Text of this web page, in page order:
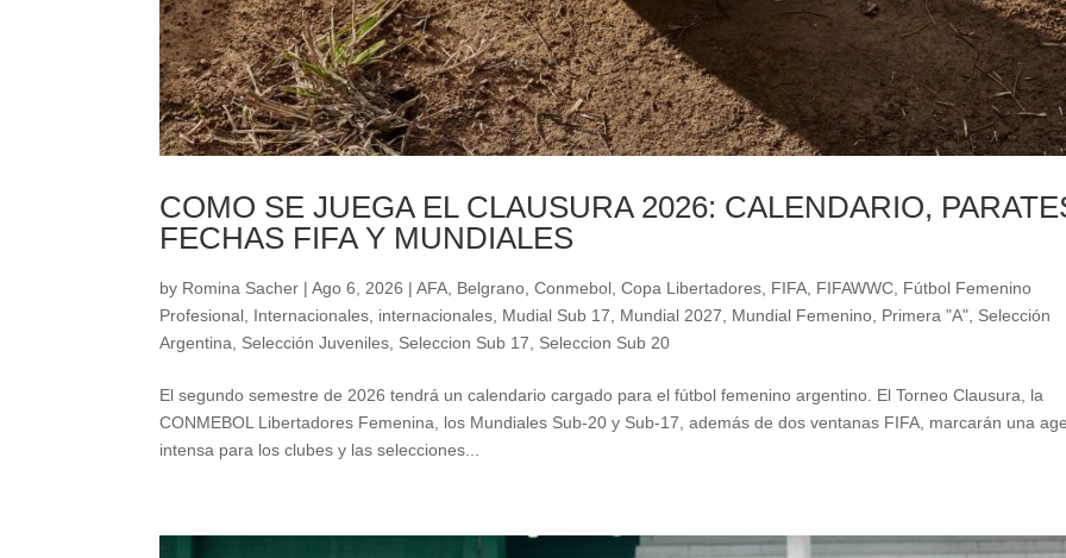
COMO SE JUEGA EL CLAUSURA 2026: CALENDARIO,
FECHAS FIFA Y MUNDIALES
by Romina Sacher |Ago 6, 2026 |AFA, Belgrano,Conmebol,Copa Libertadores, FIFA, FIFAWWC, Fútbol Femenino
Profesional, Internacionales, internacionales, Mudial Sub 17, Mundial 2027, Mundial Femenino, Primera "A", Selección
Argentina, Selección Juveniles, Seleccion Sub 17, Seleccion Sub 20
El segundo semestre de 2026 tendrá un calendario cargado para el fútbol femenino argentino. El Torneo Clausura, la
CONMEBOL Libertadores Femenina, los Mundiales Sub-20 y Sub-17, además de dos ventanas FIFA, marcarán una
intensa para los clubes y las selecciones...